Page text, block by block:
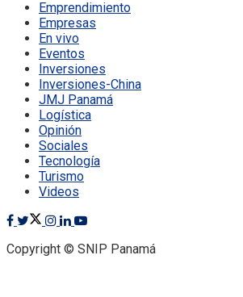
Emprendimiento
Empresas
En vivo
Eventos
Inversiones
Inversiones-China
JMJ Panamá
Logística
Opinión
Sociales
Tecnología
Turismo
Videos
Copyright © SNIP Panamá